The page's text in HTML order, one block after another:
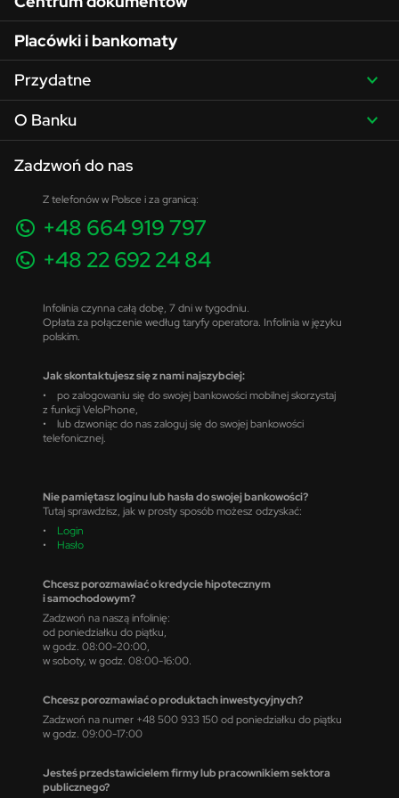
Placówki i bankomaty
Przydatne
O Banku
Zadzwoń do nas
Z telefonów w Polsce i za granicą:
+48 664 919 797
+48 22 692 24 84
Infolinia czynna całą dobę, 7 dni w tygodniu.
Opłata za połączenie według taryfy operatora. Infolinia w języku
polskim.
Jak skontaktujesz się z nami najszybciej:
• po zalogowaniu się do swojej bankowości mobilnej skorzystaj
z funkcji VeloPhone,
• lub dzwoniąc do nas zaloguj się do swojej bankowości
telefonicznej.
Nie pamiętasz loginu lub hasła do swojej bankowości?
Tutaj sprawdzisz, jak w prosty sposób możesz odzyskać:
• Login
• Hasło
Chcesz porozmawiać o kredycie hipotecznym
i samochodowym?
Zadzwoń na naszą infolinię:
od poniedziałku do piątku,
w godz. 08:00-20:00,
w soboty, w godz. 08:00-16:00.
Chcesz porozmawiać o produktach inwestycyjnych?
Zadzwoń na numer +48 500 933 150 od poniedziałku do piątku
w godz. 09:00-17:00
Jesteś przedstawicielem firmy lub pracownikiem sektora
publicznego?